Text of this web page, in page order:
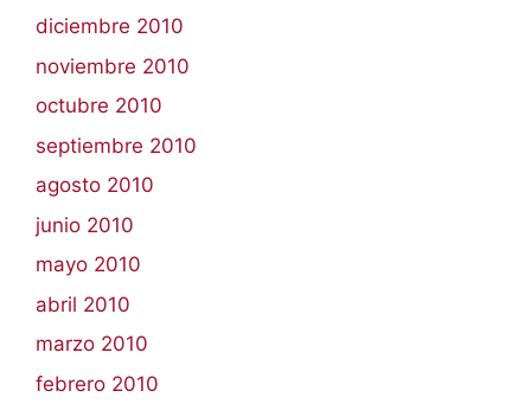
diciembre 2010
noviembre 2010
octubre 2010
septiembre 2010
agosto 2010
junio 2010
mayo 2010
abril 2010
marzo 2010
febrero 2010